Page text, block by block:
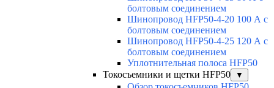
болтовым соединением
Шинопровод HFP50-4-20 100 А с
болтовым соединением
Шинопровод HFP50-4-25 120 А с
болтовым соединением
Уплотнительная полоса HFP50
Токосъемники и щетки HFP50
▼